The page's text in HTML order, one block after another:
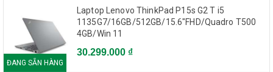
ĐANG SẴN HÀNG
Laptop Lenovo ThinkPad P15s G2 T i5
1135G7/16GB/512GB/15.6"FHD/Quadro T500
4GB/Win 11
30.299.000 ₫